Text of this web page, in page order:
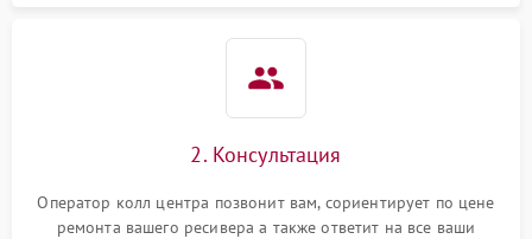
2. Консультация
Оператор колл центра позвонит вам, сориентирует по цене
ремонта вашего ресивера а также ответит на все ваши